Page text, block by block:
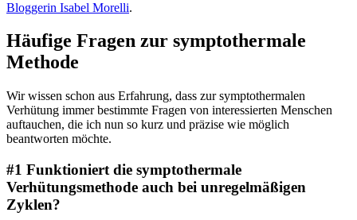
Bloggerin Isabel Morelli.
Häufige Fragen zur symptothermale
Methode
Wir wissen schon aus Erfahrung, dass zur symptothermalen
Verhütung immer bestimmte Fragen von interessierten Menschen
auftauchen, die ich nun so kurz und präzise wie möglich
beantworten möchte.
#1 Funktioniert die symptothermale
Verhütungsmethode auch bei unregelmäßigen
Zyklen?